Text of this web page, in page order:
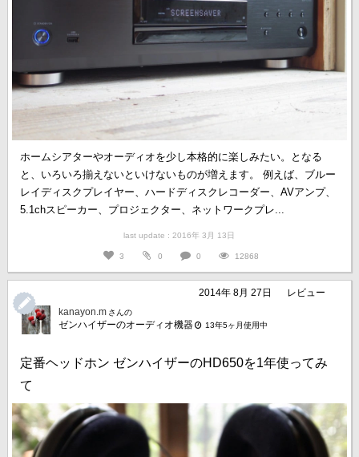
ホームシアターやオーディオを少し本格的に楽しみたい。となる
と、いろいろ揃えないといけないものが増えます。 例えば、ブルー
レイディスクプレイヤー、ハードディスクレコーダー、AVアンプ、
5.1chスピーカー、プロジェクター、ネットワークプレ...
last update : 2016年 3月 13日
3 0 0 12868
2014年 8月 27日
レビュー
kanayon.m さんの
ゼンハイザーのオーディオ機器 13年5ヶ月使用中
定番ヘッドホン ゼンハイザーのHD650を1年使ってみ
て